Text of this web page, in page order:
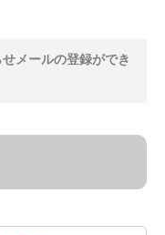
メールの登録ができ